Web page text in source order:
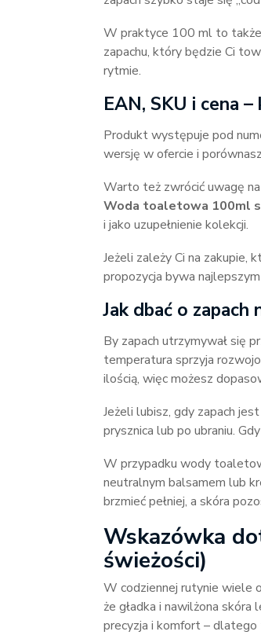
W praktyce 100 ml to także
zapachu, który będzie Ci
rytmie.
EAN, SKU i cena
Produkt występuje pod
wersję w ofercie i
Warto też zwrócić uwagę na
Woda toaletowa 100ml
i jako uzupełnienie kolekcji.
Jeżeli zależy Ci na zakupie,
propozycja bywa
Jak dbać o zapach
By zapach utrzymywał się
temperatura sprzyja
ilością, więc możesz
Jeżeli lubisz, gdy zapach
prysznica lub po ubraniu.
W przypadku wody
neutralnym balsamem lub
brzmieć pełniej, a skóra
Wskazówka
świeżości)
W codziennej rutynie wiele
że gładka i nawilżona skóra
precyzja i komfort – dlatego